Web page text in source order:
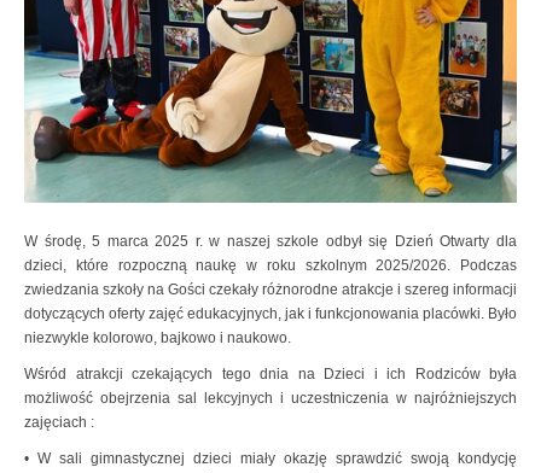
W środę, 5 marca 2025 r. w naszej szkole odbył się Dzień Otwarty dla
dzieci, które rozpoczną naukę w roku szkolnym 2025/2026. Podczas
zwiedzania szkoły na Gości czekały różnorodne atrakcje i szereg informacji
dotyczących oferty zajęć edukacyjnych, jak i funkcjonowania placówki. Było
niezwykle kolorowo, bajkowo i naukowo.
Wśród atrakcji czekających tego dnia na Dzieci i ich Rodziców była
możliwość obejrzenia sal lekcyjnych i uczestniczenia w najróżniejszych
zajęciach :
• W sali gimnastycznej dzieci miały okazję sprawdzić swoją kondycję